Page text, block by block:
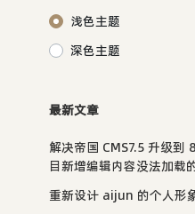
浅色主题
深色主题
最新文章
解决帝国 CMS7.5 升级到
目新增编辑内容没法加载
重新设计 aijun 的个人形